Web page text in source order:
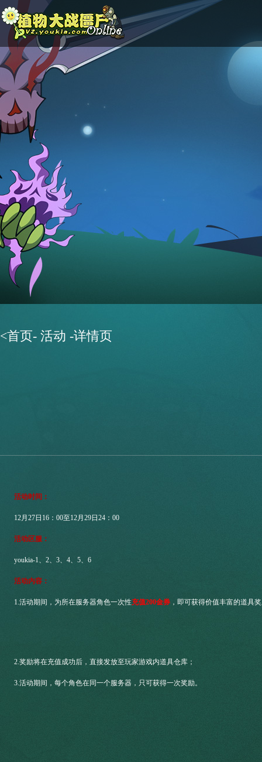
<首页- 活动 -详情页
活动时间：
12月 27日 16 ： 00至12月 29日 24 ： 00
活动区服：
youkia-1、 2、 3、 4、 5、 6
活动内容：
1.活动期间，为所在服务器角色一次性充值200金券 ，即可获得价值丰富的道具
2.奖励将在充值成功后，直接发放至玩家游戏内道具仓库；
3.活动期间，每个角色在同一个服务器，只可获得一次奖励。